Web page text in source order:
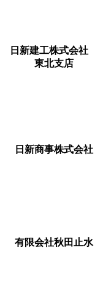
日新建工株式会社
東北支店
日新商事株式会社
有限会社秋田止水